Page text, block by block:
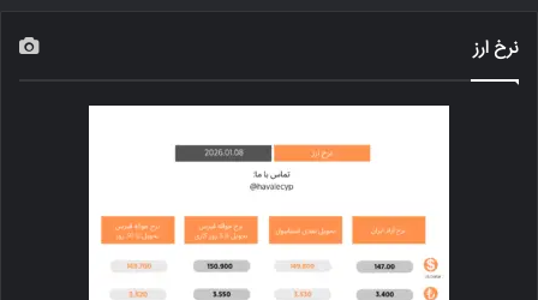
نرخ ارز